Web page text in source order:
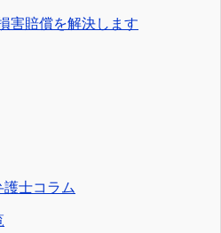
害賠償を解決します
士コラム